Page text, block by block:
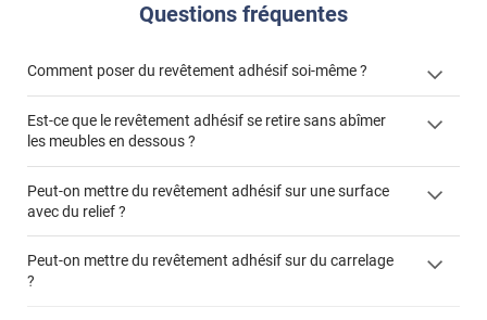
Questions fréquentes
Comment poser du revêtement adhésif soi-même ?
« Comment poser un revêtement adhésif ? »
Est-ce que le revêtement adhésif se retire sans abîmer
les meubles en dessous ?
Peut-on mettre du revêtement adhésif sur une surface
avec du relief ?
Peut-on mettre du revêtement adhésif sur du carrelage
?